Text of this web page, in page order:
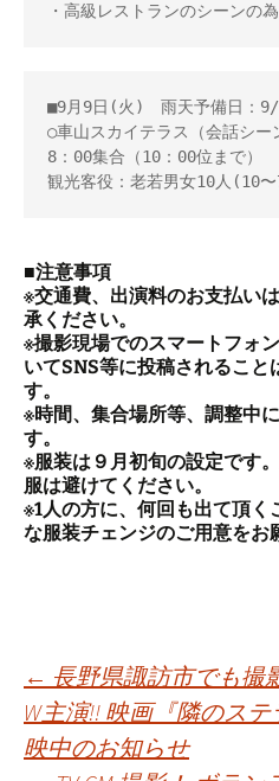
・高級レストランのシーンの
■9月9日(火)　雨天予備日：9/
○車山スカイテラス（会話シー
8：00集合（10：00位まで）
観光客役：老若男女10人(10
■注意事項
※交通費、出演料のお支払い
承ください。
※撮影現場でのスマートフォ
いてSNS等に投稿されること
す。
※時間、集合場所等、調整中
す。
※服装は９月初旬の設定です
服は避けてください。
※1人の方に、何回も出て頂
な服装チェンジのご用意をお
投
← 長野県諏訪市でも撮
W主演!! 映画『隣のス
映中のお知らせ